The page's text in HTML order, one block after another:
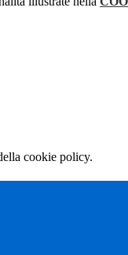
cookie policy.